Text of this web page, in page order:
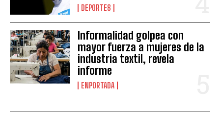
DEPORTES
Informalidad golpea con
mayor fuerza a mujeres de la
industria textil, revela
informe
ENPORTADA